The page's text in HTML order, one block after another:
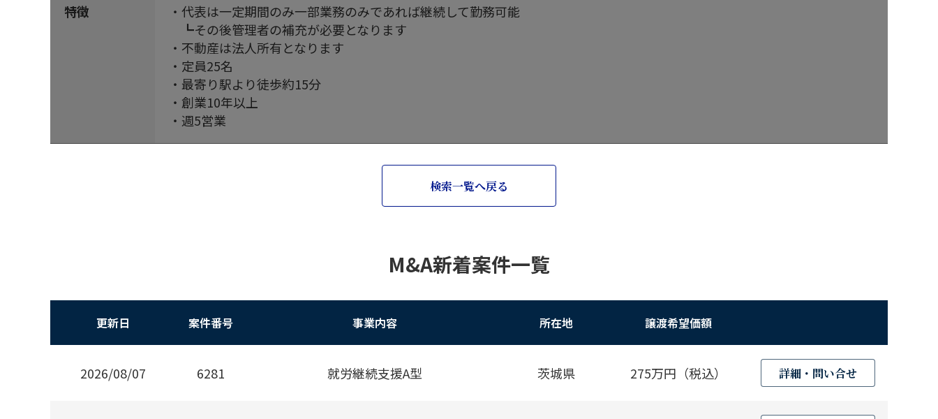
特徴
・代表は一定期間のみ一部業務のみであれば継続して勤務可能
┗その後管理者の補充が必要となります
・不動産は法人所有となります
・定員25名
・最寄り駅より徒歩約15分
・創業10年以上
・週5営業
検索一覧へ戻る
M&A新着案件一覧
更新日 案件番号 事業内容 所在地 譲渡希望価額
2026/08/07 6281 就労継続支援A型 茨城県 275万円（税込） 詳細・問い合せ